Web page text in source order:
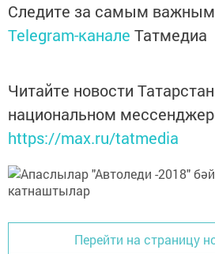
Следите за самым
Telegram-канале Татмедиа
Читайте новости
национальном
https://max.ru/tatmedia
Перейти на страницу